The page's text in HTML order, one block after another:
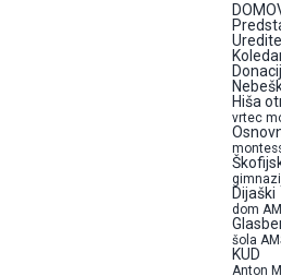
Hiša
vrtec
Dijaški
dom
šola
KUD
Anton